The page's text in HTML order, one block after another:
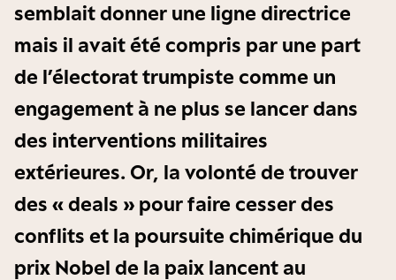
semblait donner une ligne directrice
mais il avait été compris par une part
de l’électorat trumpiste comme un
engagement à ne plus se lancer dans
des interventions militaires
extérieures. Or, la volonté de trouver
des « deals » pour faire cesser des
conflits et la poursuite chimérique du
prix Nobel de la paix lancent au